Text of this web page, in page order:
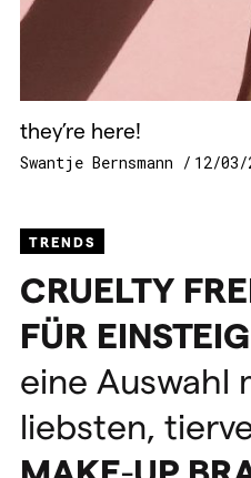
they’re here!
Swantje Bernsmann 12/03/
TRENDS
CRUELTY
FÜR
eine Auswahl
liebsten,